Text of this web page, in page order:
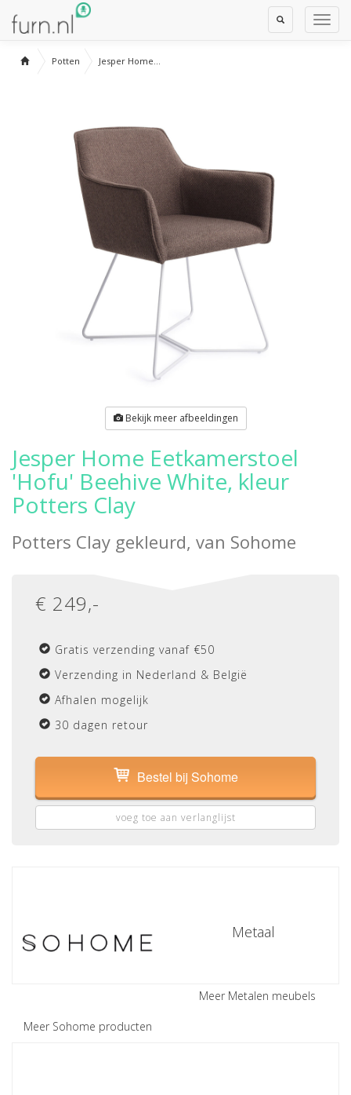
Toggle
Search
Potten Jesper Home...
Bekijk meer afbeeldingen
Jesper Home Eetkamerstoel
'Hofu' Beehive White, kleur
Potters Clay
Potters Clay gekleurd, van Sohome
€ 249,-
Gratis verzending vanaf €50
Verzending in Nederland & België
Afhalen mogelijk
30 dagen retour
Bestel bij Sohome
voeg toe aan verlanglijst
Meer Sohome producten
Metaal
Meer Metalen meubels